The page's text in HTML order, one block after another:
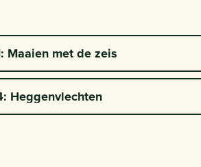
Maaien met de zeis
Heggenvlechten